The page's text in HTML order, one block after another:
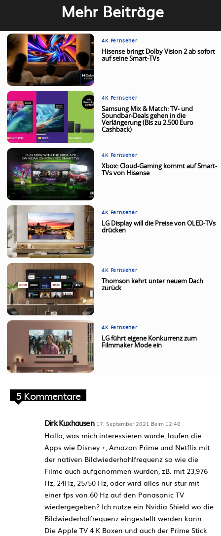
Mehr Beiträge
4K Fernseher
Hisense bringt Dolby Vision 2 ab sofort
auf seine Smart-TVs
4K Fernseher
Samsung Mix & Match: TV- und
Soundbar-Deals gehen in die
Verlängerung (Bis zu 2.500 Euro
Cashback)
4K Fernseher
Xbox: Cloud-Gaming kommt auf Smart-
TVs von Hisense
4K Fernseher
LG Display will die Preise von OLED-TVs
drücken
4K Fernseher
Thomson kehrt unter neuem Dach
zurück
4K Fernseher
LG führt eigene Konkurrenz zum
Filmmaker Mode ein
5 Kommentare
Dirk Kuxhausen 17. September 2021 Beim 12:40
Hallo, was mich interessieren würde, laufen die
Apps wie Disney +, Amazon Prime und Netflix mit
der nativen Bildwiederhohlfrequenz so wie die
Filme auch aufgenommen wurden, zB. mit 23,976
Hz, 24Hz, 25/50 Hz, oder wird alles nur stur mit
einer fps von 60 Hz auf den Panasonic TV
wiedergegeben? Ich nutze ein Nvidia Shield wo die
Bildwiederholfrequenz eingestellt werden kann.
Die Apple TV 4 K Boxen und auch der Prime Stick